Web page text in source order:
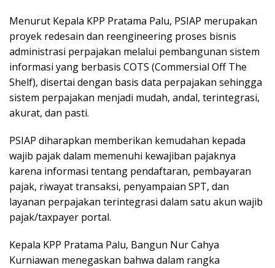
Menurut Kepala KPP Pratama Palu, PSIAP merupakan
proyek redesain dan reengineering proses bisnis
administrasi perpajakan melalui pembangunan sistem
informasi yang berbasis COTS (Commersial Off The
Shelf), disertai dengan basis data perpajakan sehingga
sistem perpajakan menjadi mudah, andal, terintegrasi,
akurat, dan pasti.
PSIAP diharapkan memberikan kemudahan kepada
wajib pajak dalam memenuhi kewajiban pajaknya
karena informasi tentang pendaftaran, pembayaran
pajak, riwayat transaksi, penyampaian SPT, dan
layanan perpajakan terintegrasi dalam satu akun wajib
pajak/taxpayer portal.
Kepala KPP Pratama Palu, Bangun Nur Cahya
Kurniawan menegaskan bahwa dalam rangka